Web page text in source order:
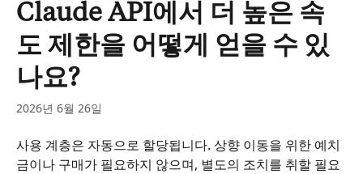
Claude API에서 더 높은 속
도 제한을 어떻게 얻을 수 있
나요?
2026년 6월 26일
사용 계층은 자동으로 할당됩니다. 상향 이동을 위한 예치
금이나 구매가 필요하지 않으며, 별도의 조치를 취할 필요